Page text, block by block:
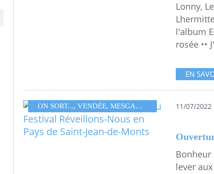
Lonny,
l'album
rosée ••
EN
ON SORT..., VENDÉE, MESGAMMES ,FESTIVAL11/07/2022
Bonheur
lever